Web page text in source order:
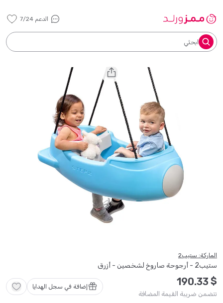
الدعم 7/24
ابحثي
الماركة: ستيب2
ستيب2 - أرجوحة صاروخ لشخصين - أزرق
$
190.33
تتضمن ضريبة القيمة المضافة
إضافة في سجل الهدايا